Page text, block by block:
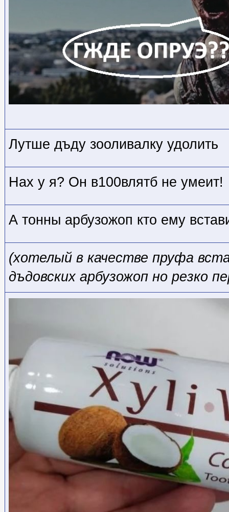
Лутше дъду зооливалку удолить
Нах у я? Он в100влятб не умеит!
А тонны арбузожоп кто ему
(хотелый в качестве пруфа
дъдовских арбузожоп но резко